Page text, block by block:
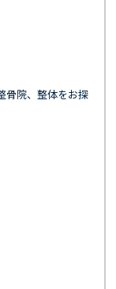
骨院、整体をお探